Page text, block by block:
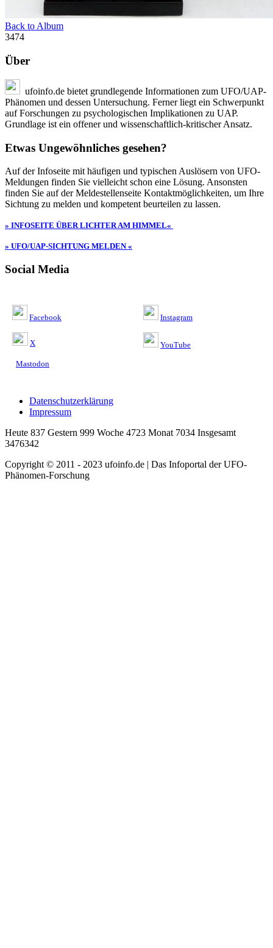
Back to Album
3474
Über
ufoinfo.de bietet grundlegende Informationen zum UFO/UAP-
Phänomen und dessen Untersuchung. Ferner liegt ein Schwerpunkt
auf Forschungen zu psychologischen Implikationen zu UAP.
Grundlage ist ein offener und wissenschaftlich-kritischer Ansatz.
Etwas Ungewöhnliches gesehen?
Auf der Infoseite mit häufigen und typischen Auslösern von UFO-
Meldungen finden Sie vielleicht schon eine Lösung. Ansonsten
finden Sie auf der Meldestellenseite Kontaktmöglichkeiten, um Ihre
Sichtung zu melden und kompetent beurteilen zu lassen.
» INFOSEITE ÜBER LICHTER AM HIMMEL«
» UFO/UAP-SICHTUNG MELDEN «
Social Media
Facebook
X
Mastodon
Instagram
YouTube
Datenschutzerklärung
Impressum
Heute 837 Gestern 999 Woche 4723 Monat 7034 Insgesamt
3476342
Copyright © 2011 - 2023 ufoinfo.de | Das Infoportal der UFO-
Phänomen-Forschung